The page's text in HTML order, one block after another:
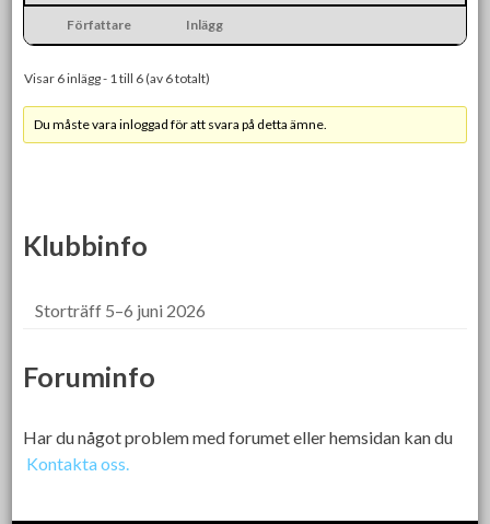
Författare Inlägg
Visar 6 inlägg - 1 till 6 (av 6 totalt)
Du måste vara inloggad för att svara på detta ämne.
Klubbinfo
Storträff 5–6 juni 2026
Foruminfo
Har du något problem med forumet eller hemsidan kan du
Kontakta oss.